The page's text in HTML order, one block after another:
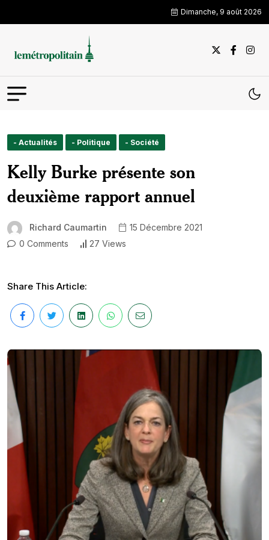
Dimanche, 9 août 2026
- Actualités - Politique - Société
Kelly Burke présente son
deuxième rapport annuel
Richard Caumartin
15 Décembre 2021
0 Comments
27 Views
Share This Article: